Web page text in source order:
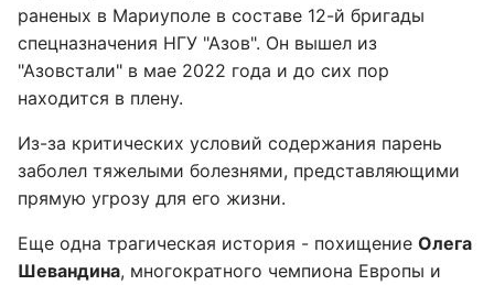
раненых в Мариуполе в составе 12-й бригады
спецназначения НГУ "Азов". Он вышел из
"Азовстали" в мае 2022 года и до сих пор
находится в плену.
Из-за критических условий содержания парень
заболел тяжелыми болезнями, представляющими
прямую угрозу для его жизни.
Еще одна трагическая история - похищение Олега
Шевандина, многократного чемпиона Европы и